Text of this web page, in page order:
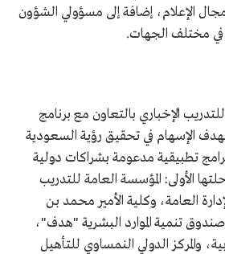
مجال الإعلام، إضافة إلى مسؤولي الشؤون
في مختلف الجهات.
الإخباري بالتعاون مع برنامج
الإسهام في تحقيق رؤية السعودية
برامج تطبيقية مدعومة بشراكات دولية
الأولى: المؤسسة العامة للتدريب
العامة، وكلية الأمير محمد بن
تنمية الموارد البشرية "هدف"،
والمركز الدولي النمساوي للتأهيل